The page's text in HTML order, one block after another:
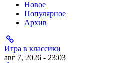
Новое
Популярное
Архив
Игра в классики
авг 7, 2026 - 23:03